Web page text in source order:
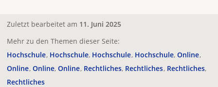
Zuletzt bearbeitet am 11. Juni 2025
Mehr zu den Themen dieser Seite:
Hochschule Hochschule Hochschule Hochschule Online
Online Online Online Rechtliches Rechtliches Rechtliches
Rechtliches